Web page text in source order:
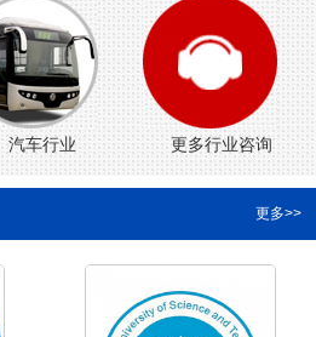
汽车行业 更多行业咨询
更多>>